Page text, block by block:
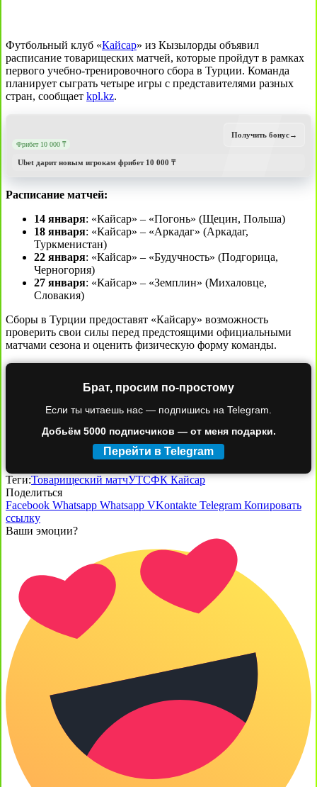
Футбольный клуб «Кайсар» из Кызылорды объявил
расписание товарищеских матчей, которые пройдут в рамках
первого учебно-тренировочного сбора в Турции. Команда
планирует сыграть четыре игры с представителями разных
стран, сообщает kpl.kz.
Фрибет 10 000 ₸
Ubet дарит новым игрокам фрибет 10 000 ₸
Получить бонус→
Расписание матчей:
14 января: «Кайсар» – «Погонь» (Щецин, Польша)
18 января: «Кайсар» – «Аркадаг» (Аркадаг,
Туркменистан)
22 января: «Кайсар» – «Будучность» (Подгорица,
Черногория)
27 января: «Кайсар» – «Земплин» (Михаловце,
Словакия)
Сборы в Турции предоставят «Кайсару» возможность
проверить свои силы перед предстоящими официальными
матчами сезона и оценить физическую форму команды.
Брат, просим по-простому
Если ты читаешь нас — подпишись на Telegram.
Добьём 5000 подписчиков — от меня подарки.
Перейти в Telegram
Теги:Товарищеский матчУТСФК Кайсар
Поделиться
Facebook Whatsapp Whatsapp VKontakte Telegram Копировать
ссылку
Ваши эмоции?